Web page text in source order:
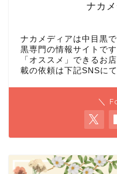
ナカ
ナカメディアは中目黒
黒専門の情報サイトで
「オススメ」できるお
載の依頼は下記SNSにて
＼